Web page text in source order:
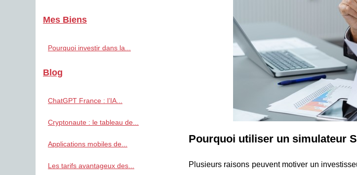
Pourquoi utiliser un simulateur
Plusieurs raisons peuvent motiver un
Mes Biens
Pourquoi investir dans la...
Blog
ChatGPT France : l’IA...
Cryptonaute : le tableau de...
Applications mobiles de...
Les tarifs avantageux des...